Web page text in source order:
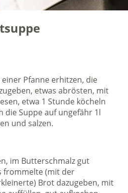
Pfanne erhitzen, die
etwas abrösten, mit
etwa 1 Stunde köcheln
die Suppe auf ungefähr 1l
und salzen.
im Butterschmalz gut
frommelte (mit der
Brot dazugeben, mit